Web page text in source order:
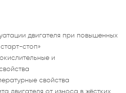
двигателя при повышенных
стоп»
и
свойства
двигателя от износа в жёстких